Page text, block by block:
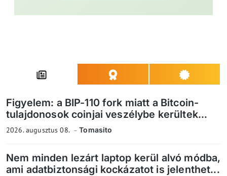
Figyelem: a BIP-110 fork miatt a Bitcoin-
tulajdonosok coinjai veszélybe kerültek...
2026. augusztus 08. Tomasito
Nem minden lezárt laptop kerül alvó módba,
ami adatbiztonsági kockázatot is jelenthet...